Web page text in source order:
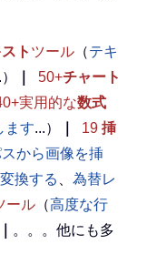
ト ツール （テキ
50+チャート
実用的な数式
ます...） 19 挿
から画像を挿
換する
為替レ
ール （高度な行
。。。他にも多